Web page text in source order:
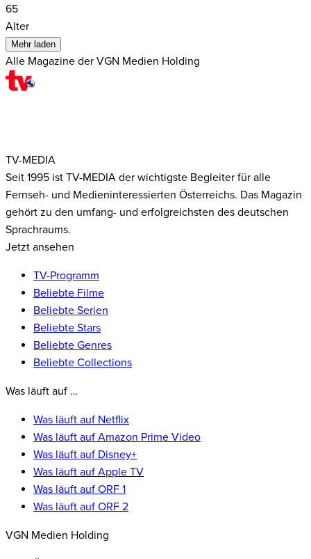
65
Alter
Mehr laden
Alle Magazine der VGN Medien Holding
TV-MEDIA
Seit 1995 ist TV-MEDIA der wichtigste Begleiter für alle
Fernseh- und Medieninteressierten Österreichs. Das Magazin
gehört zu den umfang- und erfolgreichsten des deutschen
Sprachraums.
Jetzt ansehen
TV-Programm
Beliebte Filme
Beliebte Serien
Beliebte Stars
Beliebte Genres
Beliebte Collections
Was läuft auf …
Was läuft auf Netflix
Was läuft auf Amazon Prime Video
Was läuft auf Disney+
Was läuft auf Apple TV
Was läuft auf ORF 1
Was läuft auf ORF 2
VGN Medien Holding